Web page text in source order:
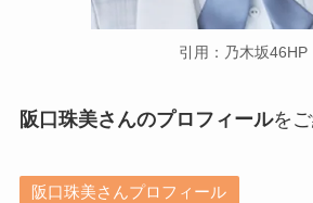
引用：乃木坂46HP
阪口珠美さんのプロフィールをご
阪口珠美さんプロフィール